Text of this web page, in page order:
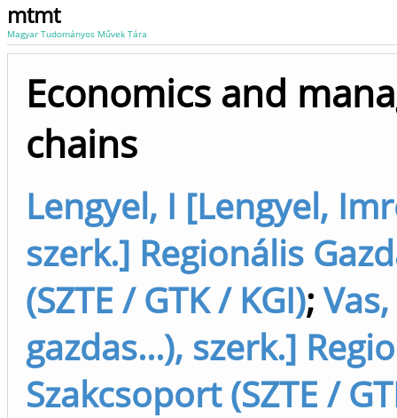
mtmt
Magyar Tudományos Művek Tára
Economics and
chains
Lengyel, I [Lengyel,
szerk.] Regionális
(SZTE / GTK / KGI);
gazdas...), szerk.]
Szakcsoport (SZTE /